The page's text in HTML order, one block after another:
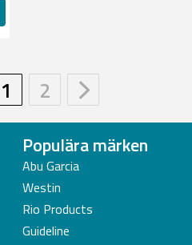
1 2
Populära märken
Abu Garcia
Westin
Rio Products
Guideline